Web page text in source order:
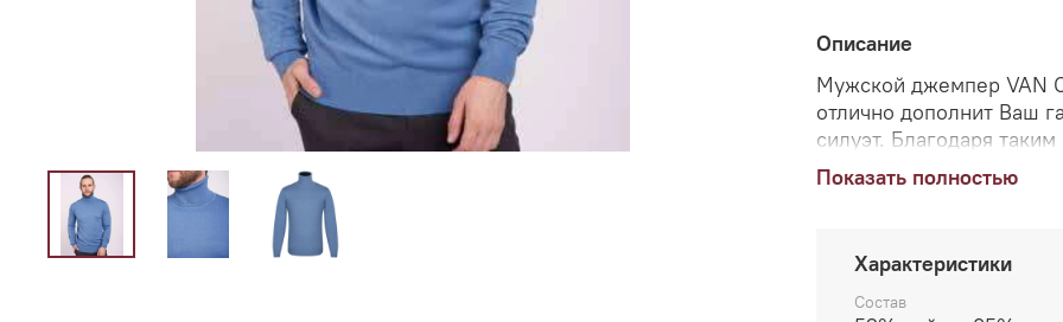
Описание
Мужской джемпер VAN
отлично дополнит Ваш
силуэт. Благодаря
очень комфортна и
подходит для
Показать полностью
Характеристики
Состав